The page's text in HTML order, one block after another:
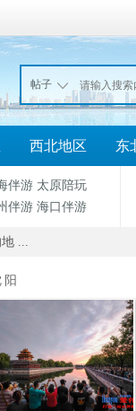
帖子
西北地区 东
伴游 太原陪玩
伴游 海口伴游
...
阳